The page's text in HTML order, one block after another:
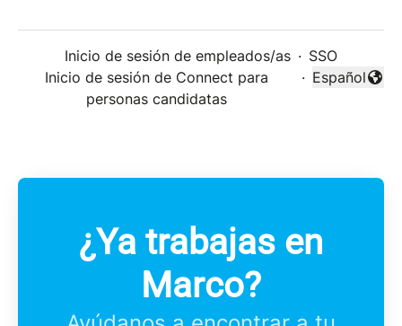
Inicio de sesión de empleados/as · SSO
Inicio de sesión de Connect para
personas candidatas
·
Cambiar
Español
¿Ya trabajas en
Marco?